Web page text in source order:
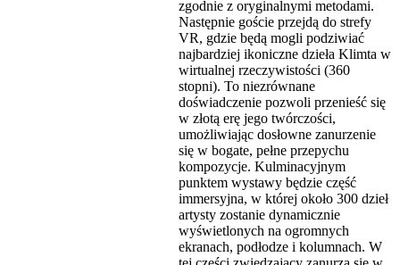
zgodnie z oryginalnymi metodami.
Następnie goście przejdą do strefy
VR, gdzie będą mogli podziwiać
najbardziej ikoniczne dzieła Klimta w
wirtualnej rzeczywistości (360
stopni). To niezrównane
doświadczenie pozwoli przenieść się
w złotą erę jego twórczości,
umożliwiając dosłowne zanurzenie
się w bogate, pełne przepychu
kompozycje. Kulminacyjnym
punktem wystawy będzie część
immersyjna, w której około 300 dzieł
artysty zostanie dynamicznie
wyświetlonych na ogromnych
ekranach, podłodze i kolumnach. W